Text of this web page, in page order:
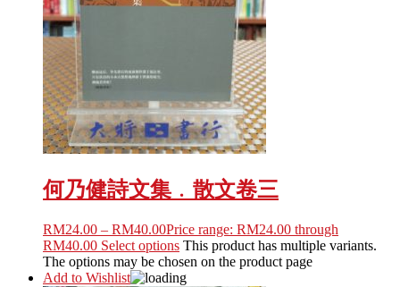
何乃健詩文集﹒散文卷三
RM24.00 – RM40.00Price range: RM24.00 through
RM40.00 Select options This product has multiple variants.
The options may be chosen on the product page
Add to Wishlist